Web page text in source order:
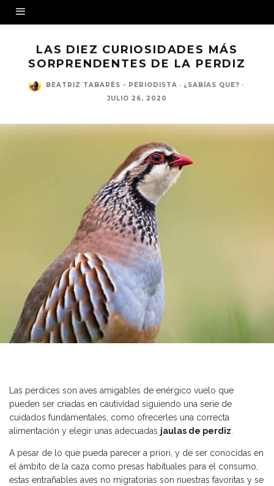
LAS DIEZ CURIOSIDADES MÁS
SORPRENDENTES DE LA PERDIZ
BEATRIZ TABARÉS - PERIODISTA · ¿SABÍAS QUE? ·
JULIO 26, 2020
Las perdices son aves amigables de enérgico vuelo que
pueden ser criadas en cautividad siguiendo una serie de
cuidados fundamentales, como ofrecerles una correcta
alimentación y elegir unas adecuadas jaulas de perdiz.
A pesar de lo que pueda parecer a priori, y de ser conocidas en
el ámbito de la caza como presas habituales para el consumo,
estas entrañables aves no migratorias son nuestras favoritas y se